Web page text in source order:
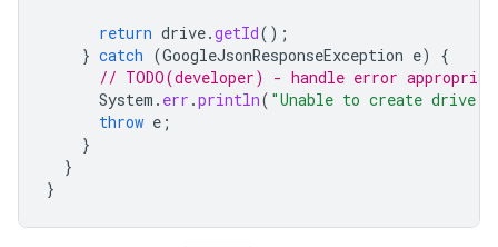
return drive.getId();
} catch (GoogleJsonResponseException e)
{
// TODO(developer) - handle error
System . err .println( "Unable to create drive:
throw e ;
}
}
}